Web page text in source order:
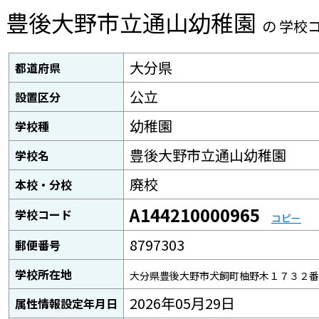
豊後大野市立通山幼稚園 の 学校
都道府県 大分県
設置区分 公立
学校種 幼稚園
学校名 豊後大野市立通山幼稚園
本校・分校 廃校
学校コード A144210000965 コピー
郵便番号 8797303
学校所在地 大分県豊後大野市犬飼町柚野木１７３２
属性情報設定年月日 2026年05月29日